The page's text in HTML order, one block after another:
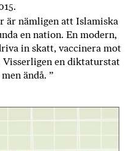
är nämligen att Islamiska
en nation. En modern,
in skatt, vaccinera mot
Visserligen en diktaturstat
ändå. ”